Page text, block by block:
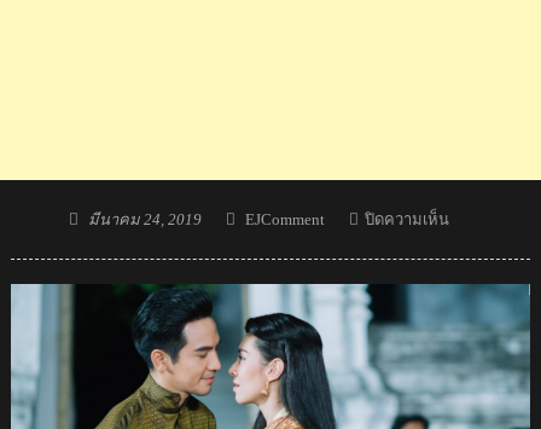
Posted
มีนาคม 24, 2019 Author
EJComment ปิดความเห็นบน
ชาว
จีน
หลัง
แพ้
ไทย